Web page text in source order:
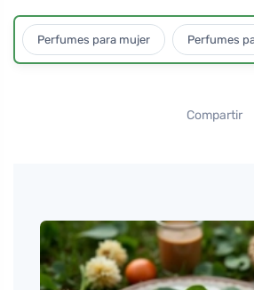
Perfumes para mujer Perfumes
Compartir